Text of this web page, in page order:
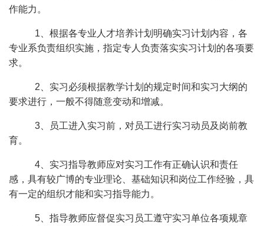
作能力。
1、根据各专业人才培养计划明确实习计划内容，各
专业系负责组织实施，指定专人负责落实实习计划的各项要
求。
2、实习必须根据教学计划的规定时间和实习大纲的
要求进行，一般不得随意变动和增减。
3、员工进入实习前，对员工进行实习动员及岗前教
育。
4、实习指导教师应对实习工作有正确认识和责任
感，具有较广博的专业理论、基础知识和岗位工作经验，具
有一定的组织才能和实习指导能力。
5、指导教师应督促实习员工遵守实习单位各项规章